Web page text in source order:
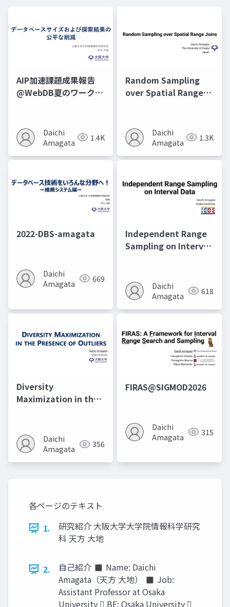
AIP加速課題成果報告
@WebDB夏のワークシ
Daichi
Amagata
1.4K
Random Sampling
over Spatial Range
Daichi
Amagata
1.3K
2022-DBS-amagata
Daichi
Amagata
669
Independent Range
Sampling on Interval
Daichi
Amagata
618
Diversity
Maximization in the
Daichi
Amagata
356
FIRAS@SIGMOD2026
Daichi
Amagata
315
各ページのテキスト
1.
研究紹介 大阪大学大学院情報科学研究
科 天方 大地
2.
自己紹介 ◼ Name: Daichi
Amagata（天方 大地） ◼ Job:
Assistant Professor at Osaka
University  BE: Osaka University 